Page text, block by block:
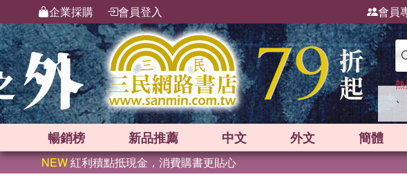
企業採購 會員登入 會員
、
暢銷榜 新品推薦 中文 外文 簡體
NEW紅利積點抵現金，消費購書更貼心